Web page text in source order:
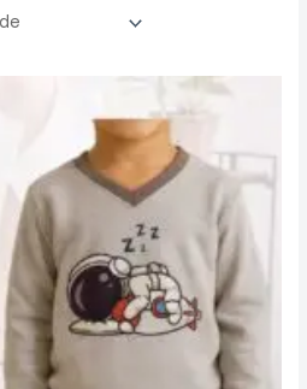
produto
tem
várias
variantes.
As
opções
podem
ser
escolhidas
na